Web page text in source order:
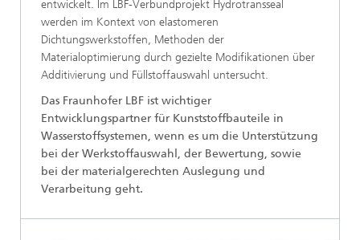
entwickelt. Im LBF-Verbundprojekt Hydrotransseal
werden im Kontext von elastomeren
Dichtungswerkstoffen, Methoden der
Materialoptimierung durch gezielte Modifikationen über
Additivierung und Füllstoffauswahl untersucht.
Das Fraunhofer LBF ist wichtiger
Entwicklungspartner für Kunststoffbauteile in
Wasserstoffsystemen, wenn es um die Unterstützung
bei der Werkstoffauswahl, der Bewertung, sowie
bei der materialgerechten Auslegung und
Verarbeitung geht.